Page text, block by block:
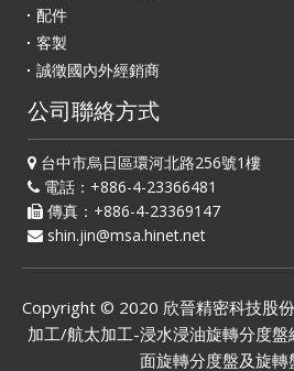
配件
客製
誠徵國內外經銷商
公司聯絡方式
台中市烏日區環河北路256號1樓
電話：+886-4-23366481
傳真：+886-4-23369147
shin.jin@msa.hinet.net
Copyright © 2020 欣晉精密科技股
加工/航太加工-浸水浸油旋轉分度
面旋轉分度盤及旋轉